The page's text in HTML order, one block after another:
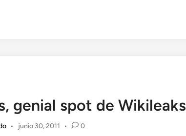
genial spot de Wikileaks
• junio 30, 2011 • 0